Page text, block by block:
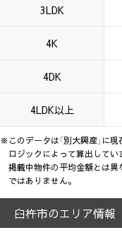
3LDK
4K
4DK
4LDK以上
※このデータは「別大興産」に
ロジックによって算出してい
掲載中物件の平均金額とは
ではありません。
臼杵市のエリア情報